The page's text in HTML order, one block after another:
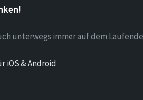
unterwegs immer auf dem
iOS & Android